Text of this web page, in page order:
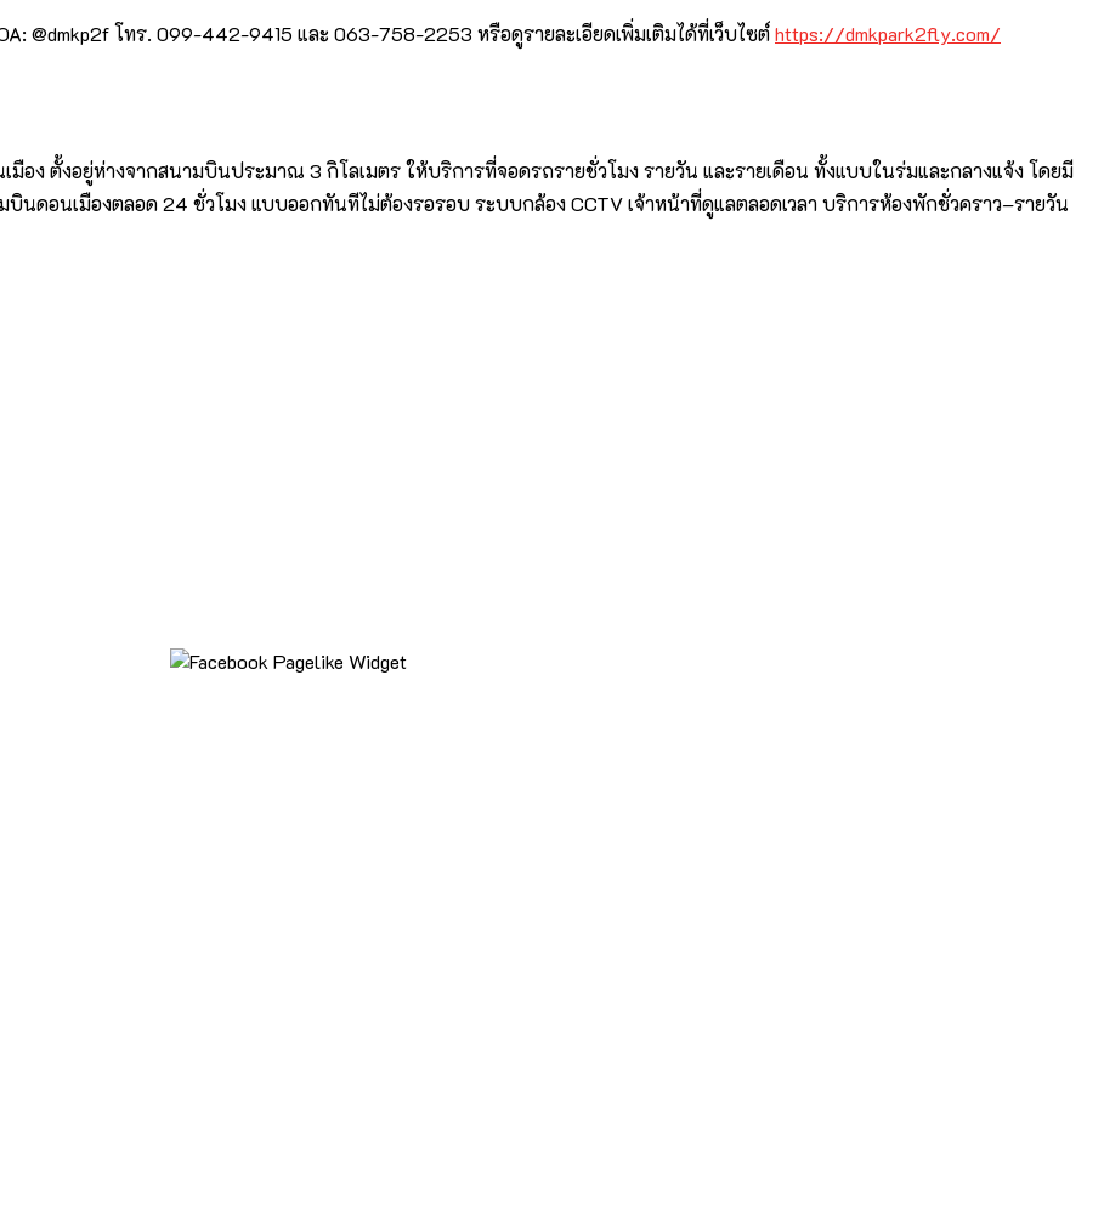
@dmkp2f โทร. 099-442-9415 และ 063-758-2253 หรือดูรายละเอียดเพิ่มเติมได้ที่เว็บไซต์https://dmkpark2fly.com/
อง ตั้งอยู่ห่างจากสนามบินประมาณ 3 กิโลเมตร ให้บริการที่จอดรถรายชั่วโมง รายวัน และรายเดือน ทั้งแบบในร่มและกลางแจ้ง โดยมี
ดอนเมืองตลอด 24 ชั่วโมง แบบออกทันทีไม่ต้องรอรอบ ระบบกล้อง CCTV เจ้าหน้าที่ดูแลตลอดเวลา บริการห้องพักชั่วคราว–รายวัน